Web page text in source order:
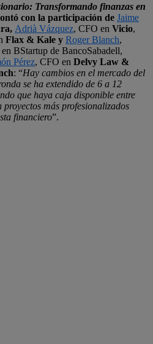
Transformando finanzas en
con la participación de Jaime
, Adrià Vázquez, CFO en Vicio,
Flax & Kale y Roger Blanch,
BStartup de BancoSabadell,
Pérez, CFO en Delvy Law &
: “Hay cambios en el mercado del
se ha extendido de 6 a 12
que haya caja disponible entre
proyectos más profesionalizados
financiero”.